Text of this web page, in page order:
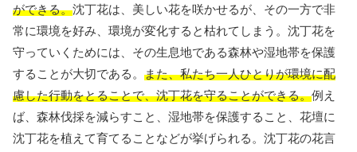
ができる。沈丁花は、美しい花を咲かせるが、その一方で非
常に環境を好み、環境が変化すると枯れてしまう。沈丁花を
守っていくためには、その生息地である森林や湿地帯を保護
することが大切である。 また、私たち一人ひとりが環境に配
慮した行動をとることで、沈丁花を守ることができる。例え
ば、森林伐採を減らすこと、湿地帯を保護すること、花壇に
沈丁花を植えて育てることなどが挙げられる。沈丁花の花言